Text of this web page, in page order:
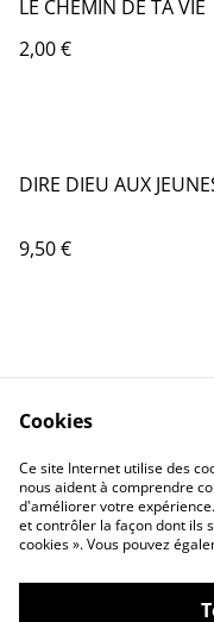
LE CHEMIN DE TA VIE
2,00 €
DIRE DIEU AUX
9,50 €
Contactez-
Politique
Qui
Cookies
Ce site Internet utilise des
nous aident à comprendre
d'améliorer votre
et contrôler la façon dont ils
cookies ». Vous pouvez